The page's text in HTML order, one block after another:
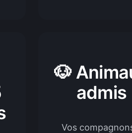
🐶
admis
Vos